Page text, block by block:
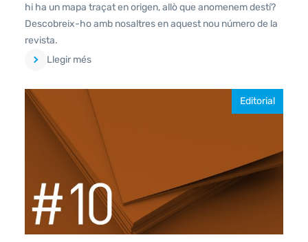
hi ha un mapa traçat en origen, allò que anomenem destí?
Descobreix-ho amb nosaltres en aquest nou número de la
revista.
Llegir més
Editorial